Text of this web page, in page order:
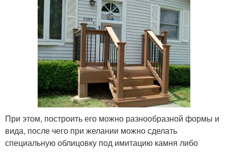
При этом, построить его можно разнообразной формы и
вида, после чего при желании можно сделать
специальную облицовку под имитацию камня либо